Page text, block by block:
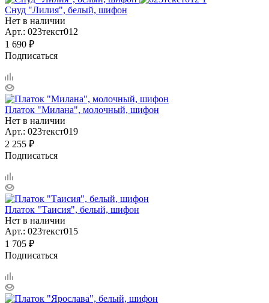
Снуд "Лилия", белый, шифон
Нет в наличии
Арт.: 023текст012
1 690 ₽
Подписаться
Платок "Милана", молочный, шифон
Нет в наличии
Арт.: 023текст019
2 255 ₽
Подписаться
Платок "Таисия", белый, шифон
Нет в наличии
Арт.: 023текст015
1 705 ₽
Подписаться